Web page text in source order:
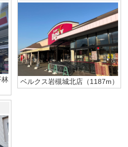
ベルクス岩槻城北店（1187m）